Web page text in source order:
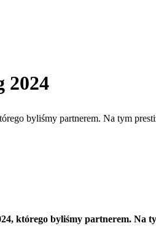
2024
byliśmy partnerem. Na tym
którego byliśmy partnerem. Na